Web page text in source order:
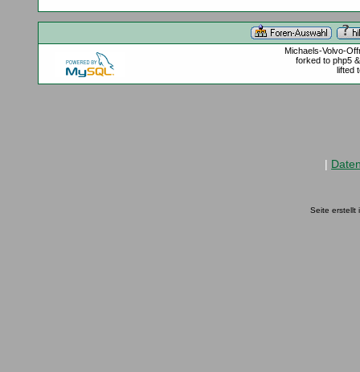
Michaels-Volvo-
forked to php5
lifted
|
Seite erstellt